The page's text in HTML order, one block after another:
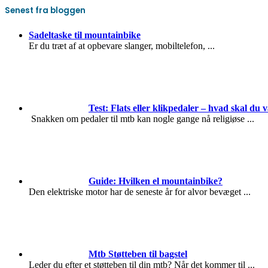
Senest fra bloggen
Sadeltaske til mountainbike
Er du træt af at opbevare slanger, mobiltelefon, ...
Test: Flats eller klikpedaler – hvad skal du
Snakken om pedaler til mtb kan nogle gange nå religiøse ...
Guide: Hvilken el mountainbike?
Den elektriske motor har de seneste år for alvor bevæget ...
Mtb Støtteben til bagstel
Leder du efter et støtteben til din mtb? Når det kommer til ...